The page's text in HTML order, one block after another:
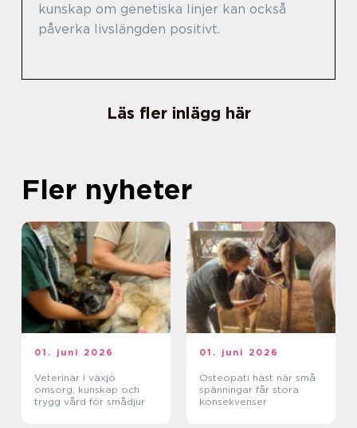
kunskap om genetiska linjer kan också
påverka livslängden positivt.
Läs fler inlägg här
Fler nyheter
01. juni 2026
Veterinär i växjö
omsorg, kunskap och
trygg vård för smådjur
01. juni 2026
Osteopati häst när små
spänningar får stora
konsekvenser